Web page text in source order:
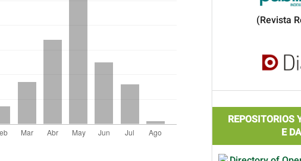
(Revista
REPOSITORIOS
E